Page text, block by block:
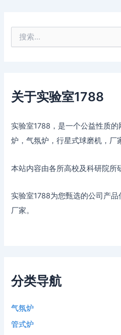
关于实验室1788
实验室1788，是一个公益性质
炉，气氛炉，行星式球磨机，厂
本站内容由各所高校及科研院所
实验室1788为您甄选的公司产
厂家。
分类导航
气氛炉
管式炉